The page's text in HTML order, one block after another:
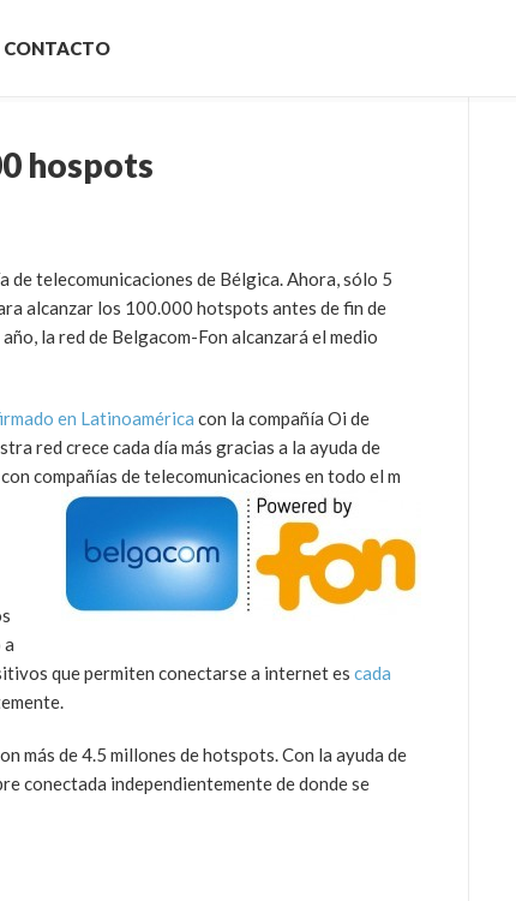
CONTACTO
hospots
de telecomunicaciones de Bélgica. Ahora, sólo 5
alcanzar los 100.000 hotspots antes de fin de
la red de Belgacom-Fon alcanzará el medio
en Latinoamérica con la compañía Oi de
red crece cada día más gracias a la ayuda de
compañías de telecomunicaciones en todo el m
que permiten conectarse a internet es cada
más de 4.5 millones de hotspots. Con la ayuda de
conectada independientemente de donde se